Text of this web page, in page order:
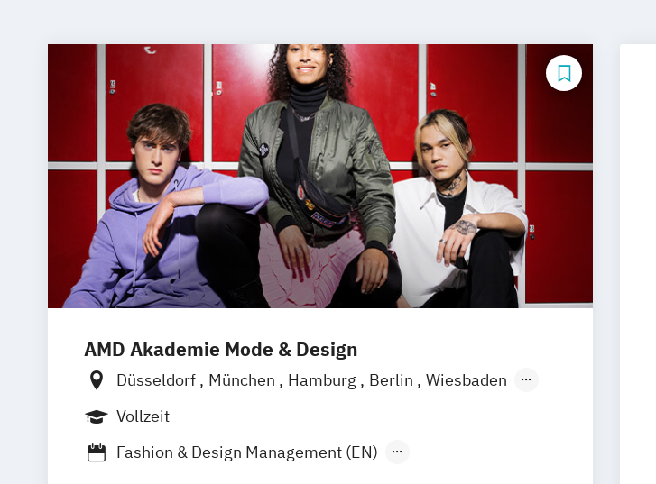
AMD Akademie Mode & Design
Düsseldorf München Hamburg Berlin
Wiesbaden
Online-Campus
Vollzeit
Fashion & Design Management (EN)